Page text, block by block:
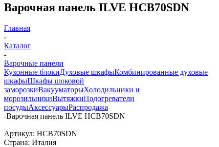
Варочная панель ILVE HCB70SDN
Главная
-
Каталог
-
Варочные панели
Кухонные блокиДуховые шкафыКомбинированные духовые
шкафыШкафы шоковой
заморозкиВакууматорыХолодильники и
морозильникиВытяжкиПодогреватели
посудыАксессуарыРаспродажа
-Варочная панель ILVE HCB70SDN
Артикул: HCB70SDN
Страна: Италия